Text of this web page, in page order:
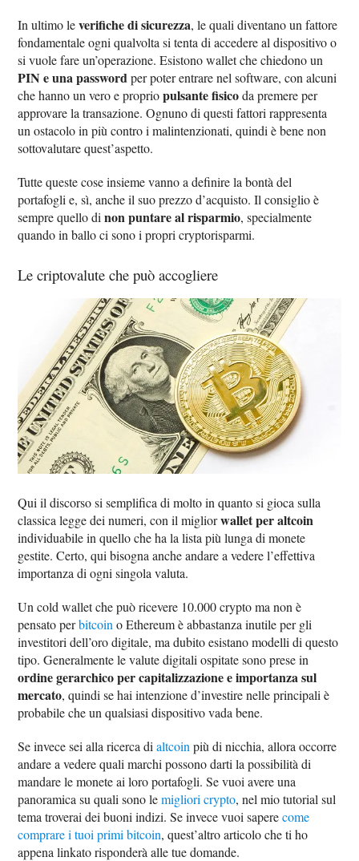
In ultimo leverifiche di sicurezza, le quali diventano un fattore
fondamentale ogni qualvolta si tenta di accedere al dispositivo o
si vuole fare un’operazione. Esistono wallet che chiedono un
PIN e una passwordper poter entrare nel software, con alcuni
che hanno un vero e propriopulsante fisicoda premere per
approvare la transazione. Ognuno di questi fattori rappresenta
un ostacolo in più contro i malintenzionati, quindi è bene non
sottovalutare quest’aspetto.
Tutte queste cose insieme vanno a definire la bontà del
portafogli e, sì, anche il suo prezzo d’acquisto. Il consiglio è
sempre quello dinon puntare al risparmio, specialmente
quando in ballo ci sono i propri cryptorisparmi.
Le criptovalute che può accogliere
Qui il discorso si semplifica di molto in quanto si gioca sulla
classica legge dei numeri, con il migliorwallet per altcoin
individuabile in quello che ha la lista più lunga di monete
gestite. Certo, qui bisogna anche andare a vedere l’effettiva
importanza di ogni singola valuta.
Un cold wallet che può ricevere 10.000 crypto ma non è
pensato perbitcoin o Ethereum è abbastanza inutile per gli
investitori dell’oro digitale, ma dubito esistano modelli di questo
tipo. Generalmente le valute digitali ospitate sono prese in
ordine gerarchico per capitalizzazione e importanza sul
mercato, quindi se hai intenzione d’investire nelle principali è
probabile che un qualsiasi dispositivo vada bene.
Se invece sei alla ricerca dialtcoin più di nicchia, allora occorre
andare a vedere quali marchi possono darti la possibilità di
mandare le monete ai loro portafogli. Se vuoi avere una
panoramica su quali sono lemigliori crypto, nel mio tutorial sul
tema troverai dei buoni indizi. Se invece vuoi saperecome
comprare i tuoi primi bitcoin, quest’altro articolo che ti ho
appena linkato risponderà alle tue domande.